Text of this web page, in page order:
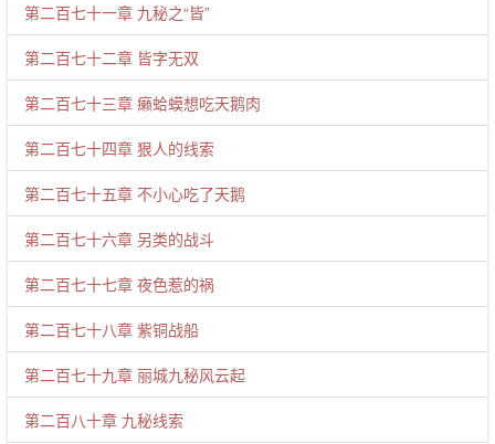
第二百七十一章 九秘之“皆”
第二百七十二章 皆字无双
第二百七十三章 癞蛤蟆想吃天鹅肉
第二百七十四章 狠人的线索
第二百七十五章 不小心吃了天鹅
第二百七十六章 另类的战斗
第二百七十七章 夜色惹的祸
第二百七十八章 紫铜战船
第二百七十九章 丽城九秘风云起
第二百八十章 九秘线索